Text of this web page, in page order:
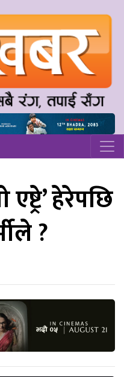
एष्ट्रे’ हेरेपछि
?